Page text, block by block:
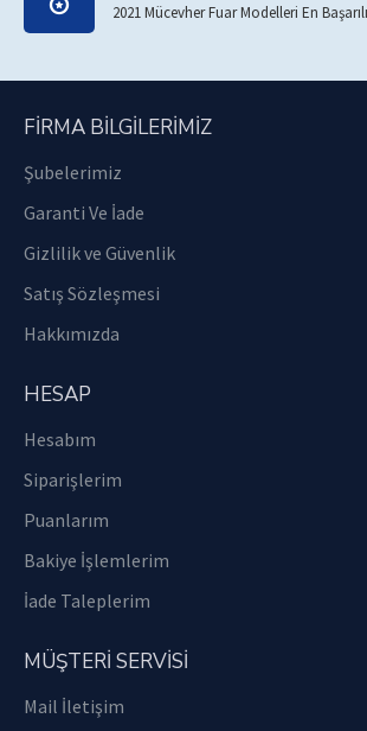
2021 Mücevher Fuar Modelleri En
FIRMA BILGILERIMIZ
Şubelerimiz
Garanti Ve İade
Gizlilik ve Güvenlik
Satış Sözleşmesi
Hakkımızda
HESAP
Hesabım
Siparişlerim
Puanlarım
Bakiye İşlemlerim
İade Taleplerim
MÜŞTERİ SERVİSİ
Mail İletişim